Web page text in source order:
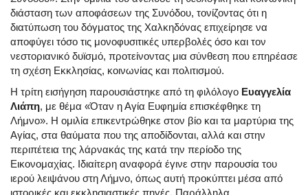
διάσταση των αποφάσεων της Συνόδου, τονίζοντας ότι η
διατύπωση του δόγματος της Χαλκηδόνας επιχείρησε να
αποφύγει τόσο τις μονοφυσιτικές υπερβολές όσο και τον
νεστοριανικό δυϊσμό, προτείνοντας μια σύνθεση που επηρέασε
τη σχέση Εκκλησίας, κοινωνίας και πολιτισμού.
Η τρίτη εισήγηση παρουσιάστηκε από τη φιλόλογο Ευαγγελία
Λιάπη, με θέμα «Όταν η Αγία Ευφημία επισκέφθηκε τη
Λήμνο». Η ομιλία επικεντρώθηκε στον βίο και τα μαρτύρια της
Αγίας, στα θαύματα που της αποδίδονται, αλλά και στην
περιπέτεια της λάρνακάς της κατά την περίοδο της
Εικονομαχίας. Ιδιαίτερη αναφορά έγινε στην παρουσία του
ιερού λειψάνου στη Λήμνο, όπως αυτή προκύπτει μέσα από